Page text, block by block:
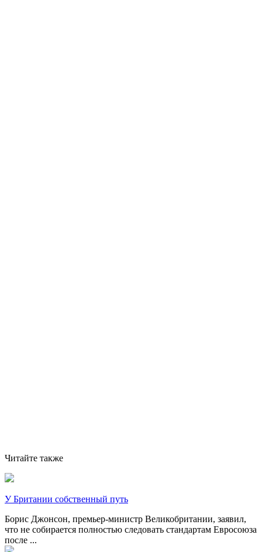
Читайте также
У Британии собственный путь
Борис Джонсон, премьер-министр Великобритании, заявил,
что не собирается полностью следовать стандартам Евросоюза
после ...